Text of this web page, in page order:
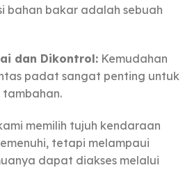
bahan bakar adalah sebuah
dan Dikontrol:Kemudahan
padat sangat penting untuk
tambahan.
memilih tujuh kendaraan
tetapi melampaui
dapat diakses melalui